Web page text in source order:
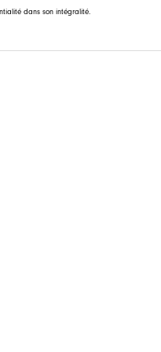
dans son intégralité.